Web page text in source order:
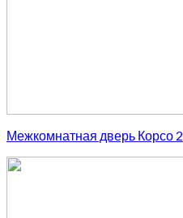
Межкомнатная дверь Корсо 2